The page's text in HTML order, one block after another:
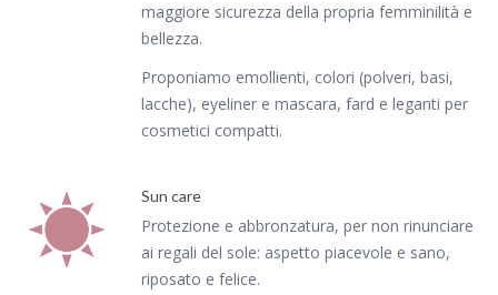
maggiore sicurezza della propria femminilità e
bellezza.
Proponiamo emollienti, colori (polveri, basi,
lacche), eyeliner e mascara, fard e leganti per
cosmetici compatti.
Sun care
Protezione e abbronzatura, per non rinunciare
ai regali del sole: aspetto piacevole e sano,
riposato e felice.